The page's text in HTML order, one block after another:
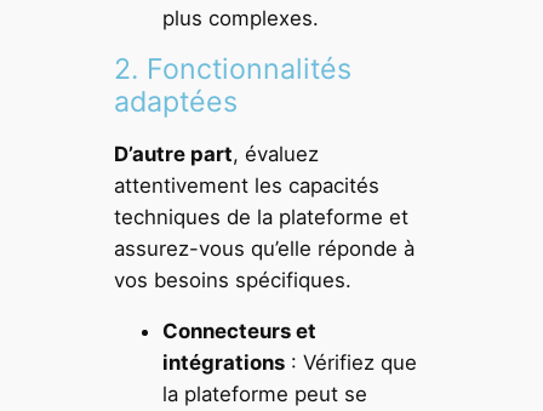
plus complexes.
2. Fonctionnalités
adaptées
D’autre part, évaluez
attentivement les capacités
techniques de la plateforme et
assurez-vous qu’elle réponde à
vos besoins spécifiques.
Connecteurs et
intégrations : Vérifiez que
la plateforme peut se